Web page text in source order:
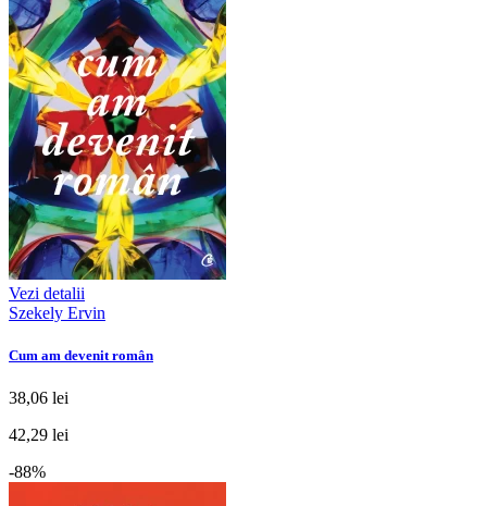
Vezi detalii
Szekely Ervin
Cum am devenit român
38,06 lei
42,29 lei
-88%